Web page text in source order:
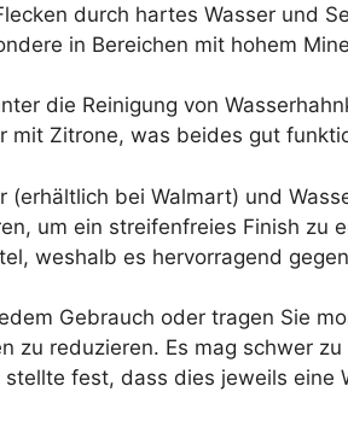
durch hartes Wasser und
in Bereichen mit hohem
die Reinigung von
mit Zitrone, was beides gut
bei Walmart) und
um ein streifenfreies Finish zu
weshalb es hervorragend
Gebrauch oder tragen Sie
zu reduzieren. Es mag schwer
fest, dass dies jeweils eine